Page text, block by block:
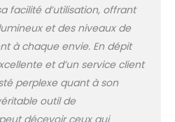
facilité d’utilisation, offrant
et des niveaux de
à chaque envie. En dépit
et d’un service client
perplexe quant à son
outil de